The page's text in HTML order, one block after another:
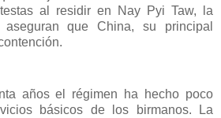
al residir en Nay Pyi Taw, la
que China, su principal
años el régimen ha hecho poco
básicos de los birmanos. La